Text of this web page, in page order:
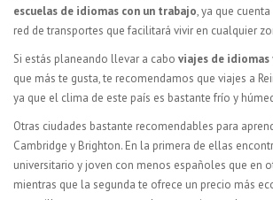
escuelas de idiomas con un trabajo, ya que
red de transportes que facilitará vivir en cualquier
Si estás planeando llevar a cabo viajes de idiomas
que más te gusta, te recomendamos que viajes a
ya que el clima de este país es bastante frío y
Otras ciudades bastante recomendables para
Cambridge y Brighton. En la primera de ellas
universitario y joven con menos españoles que en
mientras que la segunda te ofrece un precio más